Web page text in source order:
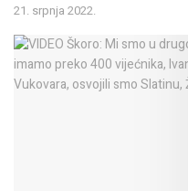
21. srpnja 2022.